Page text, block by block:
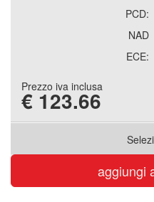
PCD:
NAD
ECE:
Prezzo iva inclusa
€ 123.66
aggiungi